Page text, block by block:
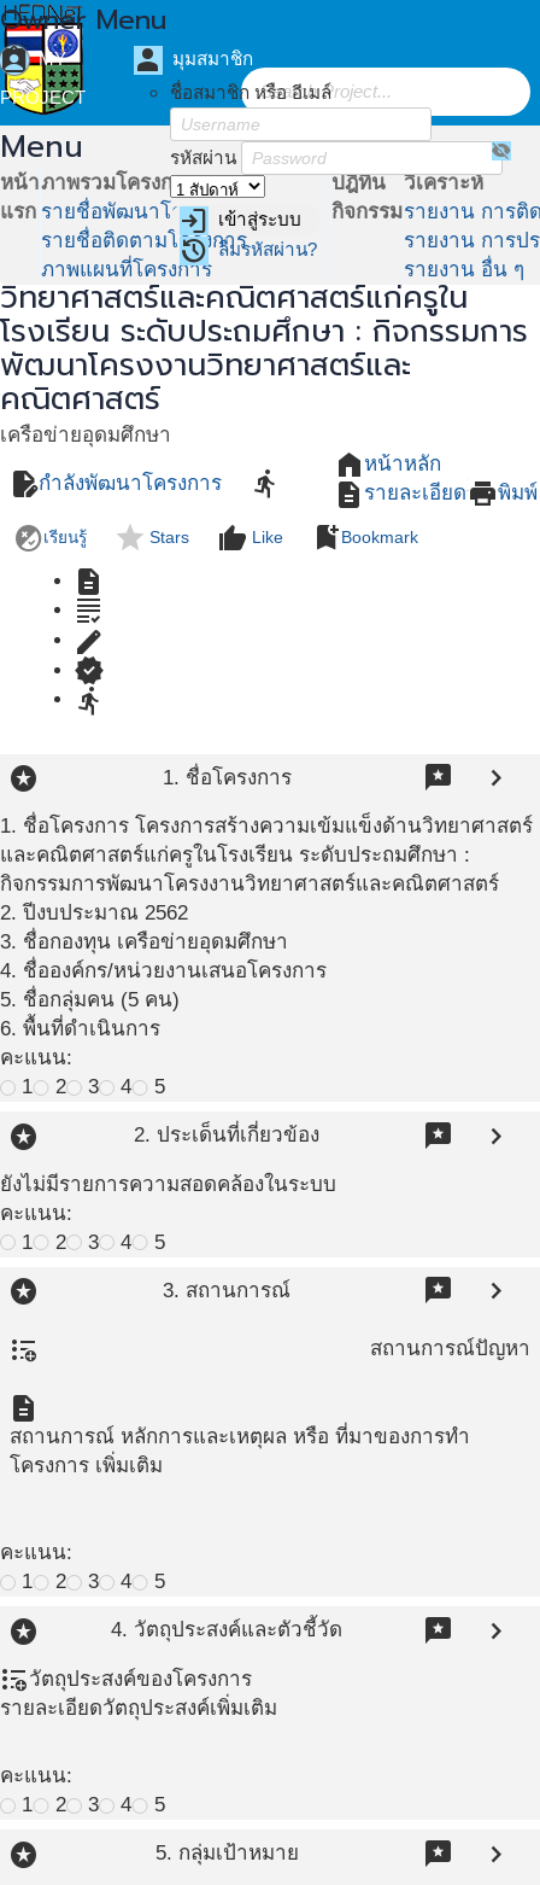
Owner Menu
assignment_ind MY
PROJECT
person
มุมสมาชิก
ชื่อสมาชิก หรือ อีเมล์
รหัสผ่าน visibility_off
login เข้าสู่ระบบ
restore ลืมรหัสผ่าน?
Menu
หน้า
แรก
ภาพรวมโครงการ
รายชื่อพัฒนาโครงการ
รายชื่อติดตามโครงการ
ภาพแผนที่โครงการ
ปฎิทิน
กิจกรรม
วิเคราะห์
รายงาน การติ
รายงาน การป
รายงาน อื่น ๆ
tune
โครงการสร้างความเข้มแข็งด้าน
วิทยาศาสตร์และคณิตศาสตร์แก่ครูใน
โรงเรียน ระดับประถมศึกษา : กิจกรรมการ
พัฒนาโครงงานวิทยาศาสตร์และ
คณิตศาสตร์
เครือข่ายอุดมศึกษา
edit_documentกำลังพัฒนาโครงการ directions_run
home หน้าหลัก
description รายละเอียด printพิมพ์
flakyเรียนรู้ star Stars thumb_up Like bookmark_add Bookmark
description
grading
edit
verified
directions_run
stars 1. ชื่อโครงการ reviews chevron_right
1. ชื่อโครงการ โครงการสร้างความเข้มแข็งด้านวิทยาศาสตร์
และคณิตศาสตร์แก่ครูในโรงเรียน ระดับประถมศึกษา :
กิจกรรมการพัฒนาโครงงานวิทยาศาสตร์และคณิตศาสตร์
2. ปีงบประมาณ 2562
3. ชื่อกองทุน เครือข่ายอุดมศึกษา
4. ชื่อองค์กร/หน่วยงานเสนอโครงการ
5. ชื่อกลุ่มคน (5 คน)
6. พื้นที่ดำเนินการ
คะแนน:
1
2 3 4 5
stars 2. ประเด็นที่เกี่ยวข้อง reviews chevron_right
ยังไม่มีรายการความสอดคล้องในระบบ
คะแนน:
1
2 3 4 5
stars 3. สถานการณ์ reviews
chevron_right
format_list_bulleted_add
สถานการณ์ปัญหา
description
สถานการณ์ หลักการและเหตุผล หรือ ที่มาของการทำ
โครงการ เพิ่มเติม
คะแนน:
1
2 3 4 5
stars 4. วัตถุประสงค์และตัวชี้วัด reviews
chevron_right
format_list_bulleted_addวัตถุประสงค์ของโครงการ
รายละเอียดวัตถุประสงค์เพิ่มเติม
คะแนน:
1
2 3 4 5
stars 5. กลุ่มเป้าหมาย reviews
chevron_right